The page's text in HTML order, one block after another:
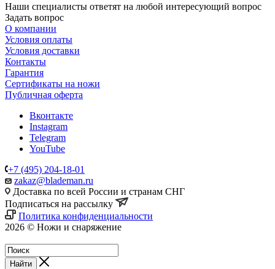
Наши специалисты ответят на любой интересующий вопрос
Задать вопрос
О компании
Условия оплаты
Условия доставки
Контакты
Гарантия
Сертификаты на ножи
Публичная оферта
Вконтакте
Instagram
Telegram
YouTube
+7 (495) 204-18-01
zakaz@blademan.ru
Доставка по всей России и странам СНГ
Подписаться на рассылку
Политика конфиденциальности
2026 © Ножи и снаряжение
Найти